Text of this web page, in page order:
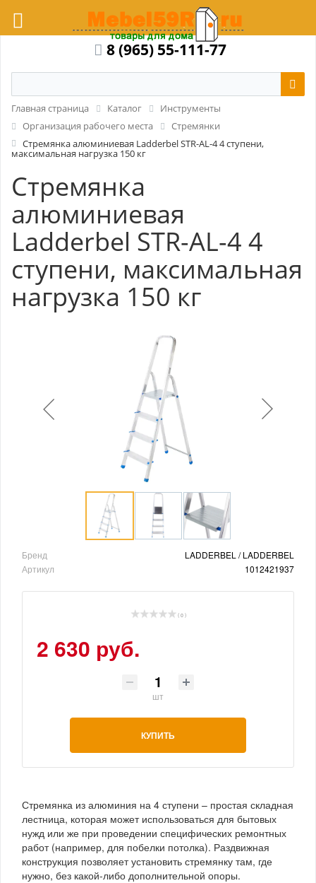
8 (965) 55-111-77
Главная страница Каталог
Инструменты
Организация рабочего места
Стремянки
Стремянка алюминиевая Ladderbel STR-AL-4 4 ступени,
максимальная нагрузка 150 кг
Стремянка
алюминиевая
Ladderbel STR-AL-4 4
ступени, максимальная
нагрузка 150 кг
Бренд
LADDERBEL / LADDERBEL
Артикул
1012421937
( 0 )
2 630 руб.
шт
КУПИТЬ
Стремянка из алюминия на 4 ступени – простая складная
лестница, которая может использоваться для бытовых
нужд или же при проведении специфических ремонтных
работ (например, для побелки потолка). Раздвижная
конструкция позволяет установить стремянку там, где
нужно, без какой-либо дополнительной опоры.